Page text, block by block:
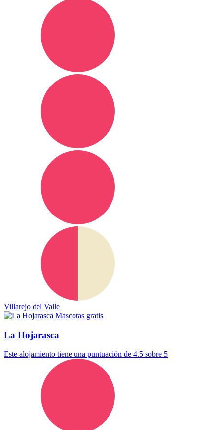
Villarejo del Valle
Mascotas gratis
La Hojarasca
Este alojamiento tiene una puntuación de 4.5 sobre 5